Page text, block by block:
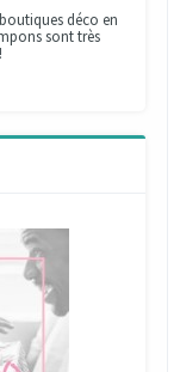
déco en
sont très